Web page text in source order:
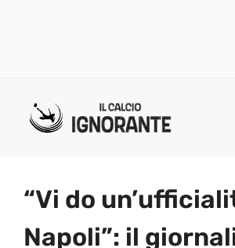
“Vi do
Napoli”: il